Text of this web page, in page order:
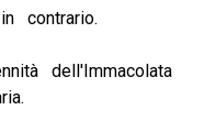
contrario.
dell'Immacolata